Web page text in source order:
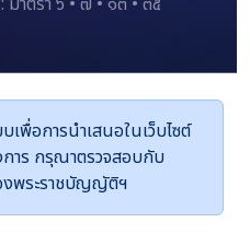
พื่อการนำเสนอในเว็บไซต์
การ กรุณาตรวจสอบกับ
งพระราชบัญญัติฯ